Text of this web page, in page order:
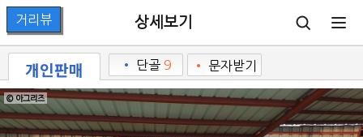
상세보기
개인판매 • 단골 9 • 문자받기
© 아그리즈